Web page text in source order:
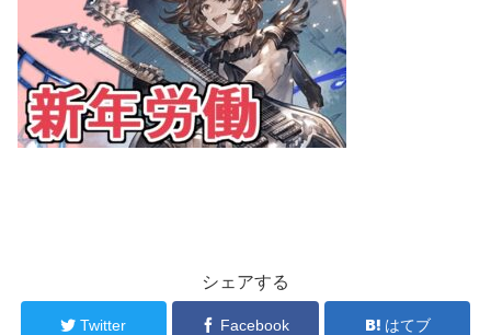
シェアする
Twitter Facebook はてブ